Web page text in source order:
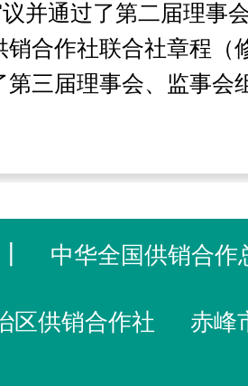
并通过了第二届理事
销合作社联合社章程
第三届理事会、监事会
中华全国供销合作
区供销合作社 赤峰